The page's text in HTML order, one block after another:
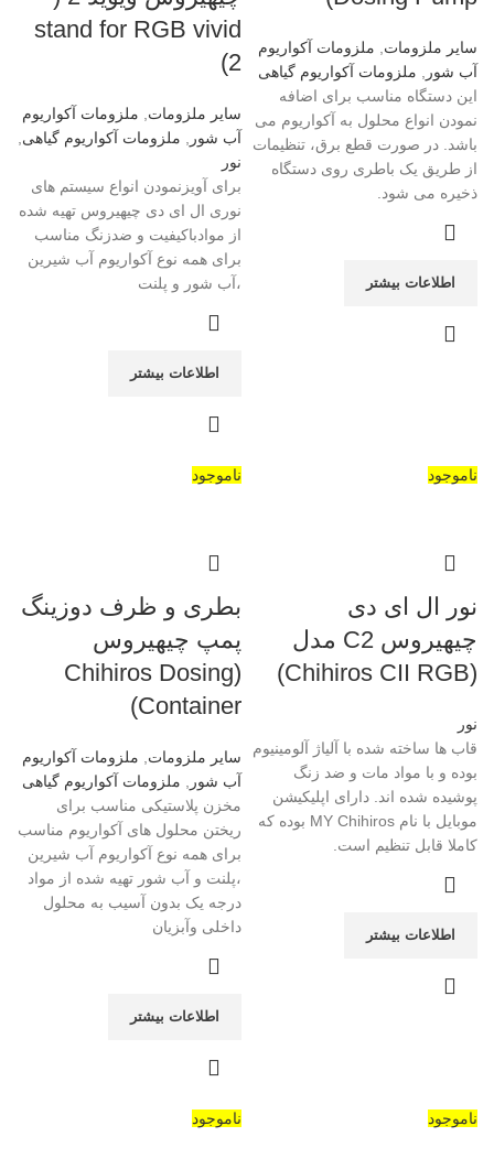
سایر ملزومات, ملزومات آکواریوم
آب شور , ملزومات آکواریوم گیاهی
این دستگاه مناسب برای اضافه
نمودن انواع محلول به آکواریوم می
باشد. در صورت قطع برق، تنظیمات
از طریق یک باطری روی دستگاه
ذخیره می شود.
اطلاعات بیشتر
stand for RGB vivid
2)
سایر ملزومات, ملزومات آکواریوم
آب شور , ملزومات آکواریوم گیاهی,
نور
برای آویزنمودن انواع سیستم های
نوری ال ای دی چیهیروس تهیه شده
از موادباکیفیت و ضدزنگ مناسب
برای همه نوع آکواریوم آب شیرین
،آب شور و پلنت
اطلاعات بیشتر
ناموجود
نور ال ای دی
چیهیروس C2 مدل
(Chihiros CII RGB)
نور
قاب ها ساخته شده با آلیاژ آلومینیوم
بوده و با مواد مات و ضد زنگ
پوشیده شده اند. دارای اپلیکیشن
موبایل با نام MY Chihiros بوده که
کاملا قابل تنظیم است.
اطلاعات بیشتر
ناموجود
بطری و ظرف دوزینگ
پمپ چیهیروس
(Chihiros Dosing
Container)
سایر ملزومات, ملزومات آکواریوم
آب شور , ملزومات آکواریوم گیاهی
مخزن پلاستیکی مناسب برای
ریختن محلول های آکواریوم مناسب
برای همه نوع آکواریوم آب شیرین
،پلنت و آب شور تهیه شده از مواد
درجه یک بدون آسیب به محلول
داخلی وآبزیان
اطلاعات بیشتر
ناموجود ناموجود